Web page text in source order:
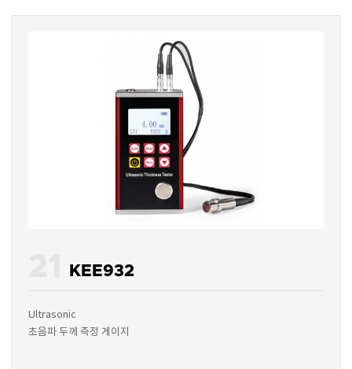
KEE932
Ultrasonic
초음파 두께 측정 게이지